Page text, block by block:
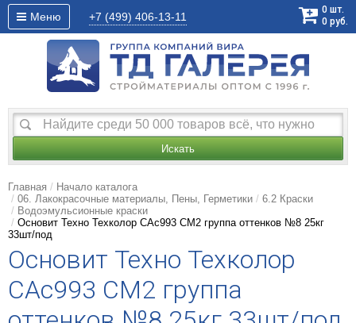
Меню +7 (499) 406-13-11
0 шт.
0 руб.
Искать
Главная
Начало каталога
06. Лакокрасочные материалы, Пены, Герметики
6.2 Краски
Водоэмульсионные краски
Основит Техно Техколор САс993 СМ2 группа оттенков №8 25кг
33шт/под
Основит Техно Техколор
САс993 СМ2 группа